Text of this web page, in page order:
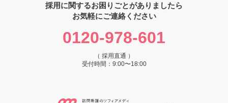
採用に関するお困りごとがありましたら
お気軽にご連絡ください
0120-978-601
（ 採用直通 ）
受付時間：9:00〜18:00